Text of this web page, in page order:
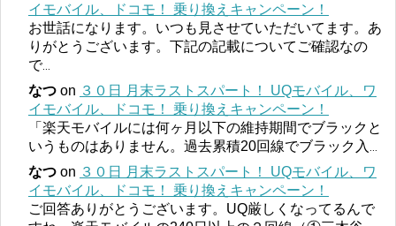
イモバイル、ドコモ！ 乗り換えキャンペーン！
お世話になります。いつも見させていただいてます。あ
りがとうございます。下記の記載についてご確認なの
で...
なつ on ３０日 月末ラストスパート！ UQモバイル、ワ
イモバイル、ドコモ！ 乗り換えキャンペーン！
「楽天モバイルには何ヶ月以下の維持期間でブラックと
いうものはありません。過去累積20回線でブラック入
なつ on ３０日 月末ラストスパート！ UQモバイル、ワ
イモバイル、ドコモ！ 乗り換えキャンペーン！
ご回答ありがとうございます。UQ厳しくなってるんで